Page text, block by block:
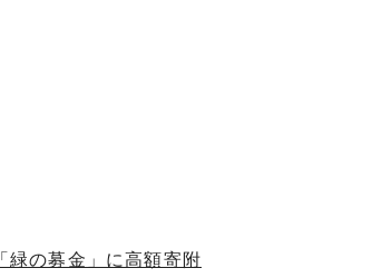
の募金」に高額寄附